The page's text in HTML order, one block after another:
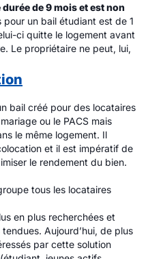
de 9 mois et est non
pour un bail étudiant est de 1
ci quitte le logement avant
Le propriétaire ne peut, lui,
bail créé pour des locataires
ou le PACS mais
le même logement. Il
et il est impératif de
le rendement du bien.
tous les locataires
en plus recherchées et
Aujourd’hui, de plus
par cette solution